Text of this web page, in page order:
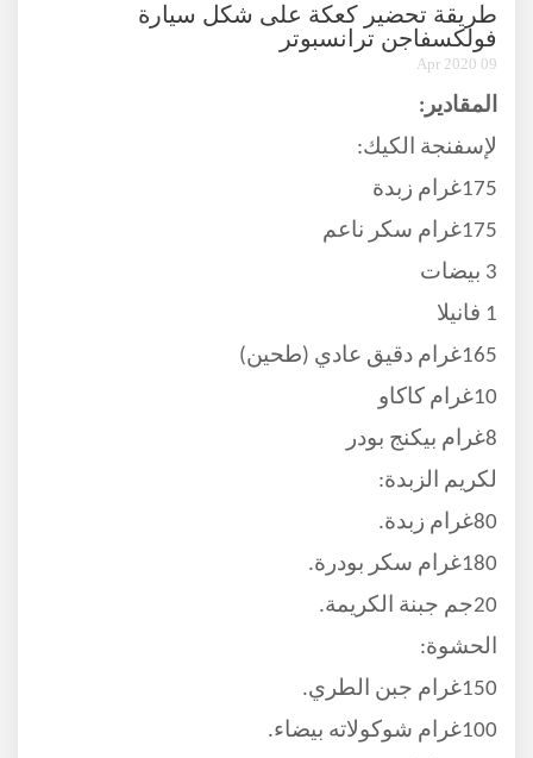
طريقة تحضير كعكة على شكل سيارة
فولكسفاجن ترانسبوتر
09 Apr 2020
المقادير:
لإسفنجة الكيك:
175غرام زبدة
175غرام سكر ناعم
3 بيضات
1 فانيلا
165غرام دقيق عادي (طحين)
10غرام كاكاو
8غرام بيكنج بودر
لكريم الزبدة:
80غرام زبدة.
180غرام سكر بودرة.
20جم جبنة الكريمة.
الحشوة:
150غرام جبن الطري.
100غرام شوكولاته بيضاء.